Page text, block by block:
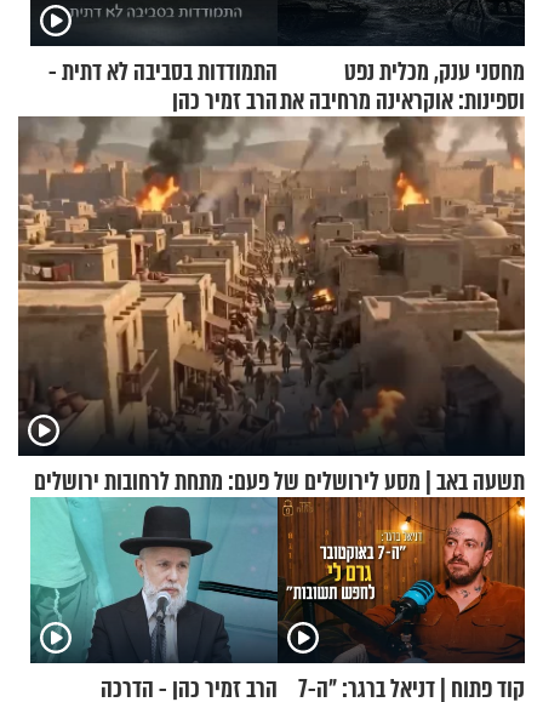
מחסני ענק, מכלית נפט
וספינות: אוקראינה מרחיבה את
התקיפות בעומק רוסיה
התמודדות בסביבה לא דתית -
הרב זמיר כהן
תשעה באב | מסע לירושלים של פעם: מתחת לרחובות ירושלים
קוד פתוח | דניאל ברגר: "ה-7
הרב זמיר כהן - הדרכה